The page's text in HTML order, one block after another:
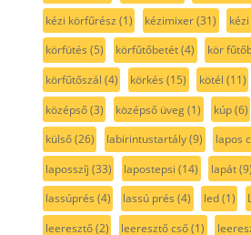
kézi körfűrész (1) kézimixer(31)
körfütés (5) körfűtőbetét(4) kör
körfűtőszál (4) körkés (15) kötél (11)
középső(3) középső üveg(1) kúp(6)
külső(26) labirintustartály(9) lapos
laposszíj (33) lapostepsi (14) lapát(9)
lassúprés (4) lassú prés (4) led(1)
leeresztő(2) leeresztő cső(1)